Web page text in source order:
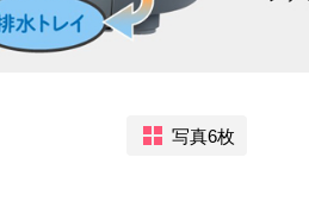
写真6枚